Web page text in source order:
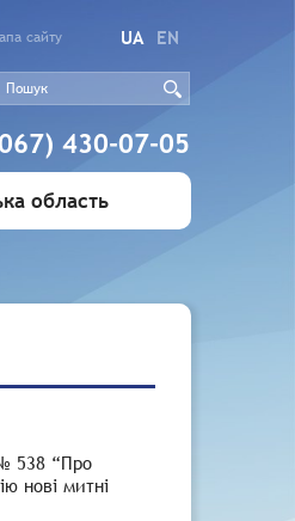
сайту UA EN
430-07-05
область
538 “Про
нові митні